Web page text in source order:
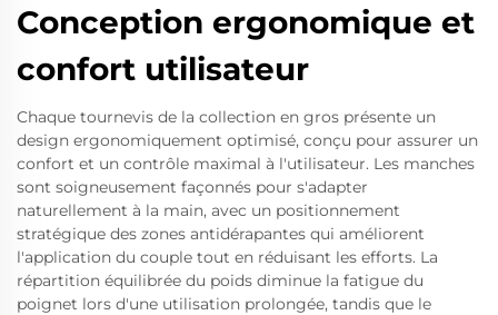
Conception ergonomique et
confort utilisateur
Chaque tournevis de la collection en gros présente un
design ergonomiquement optimisé, conçu pour assurer un
confort et un contrôle maximal à l'utilisateur. Les manches
sont soigneusement façonnés pour s'adapter
naturellement à la main, avec un positionnement
stratégique des zones antidérapantes qui améliorent
l'application du couple tout en réduisant les efforts. La
répartition équilibrée du poids diminue la fatigue du
poignet lors d'une utilisation prolongée, tandis que le